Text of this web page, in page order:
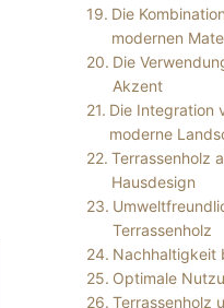
Die
modernen
Die
Akzent
Die Integration
moderne
Terrassenholz
Hausdesign
Terrassenholz
Nachhaltigkeit
Optimale
Terrassenholz